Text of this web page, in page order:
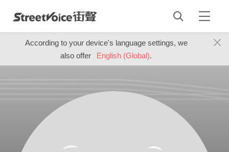
According to your device's language settings, we
also offer
English (Global).